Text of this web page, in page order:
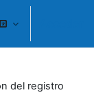
del registro